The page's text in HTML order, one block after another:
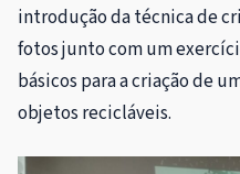
introdução da técnica de
fotos junto com um
básicos para a criação de
objetos recicláveis.